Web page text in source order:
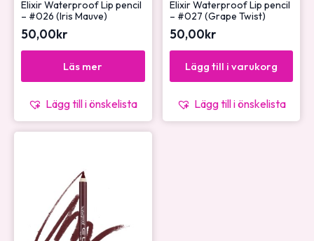
Elixir Waterproof Lip pencil
– #026 (Iris Mauve)
50,00kr
Läs mer
Lägg till i önskelista
Elixir Waterproof Lip pencil
– #027 (Grape Twist)
50,00kr
Lägg till i varukorg
Lägg till i önskelista